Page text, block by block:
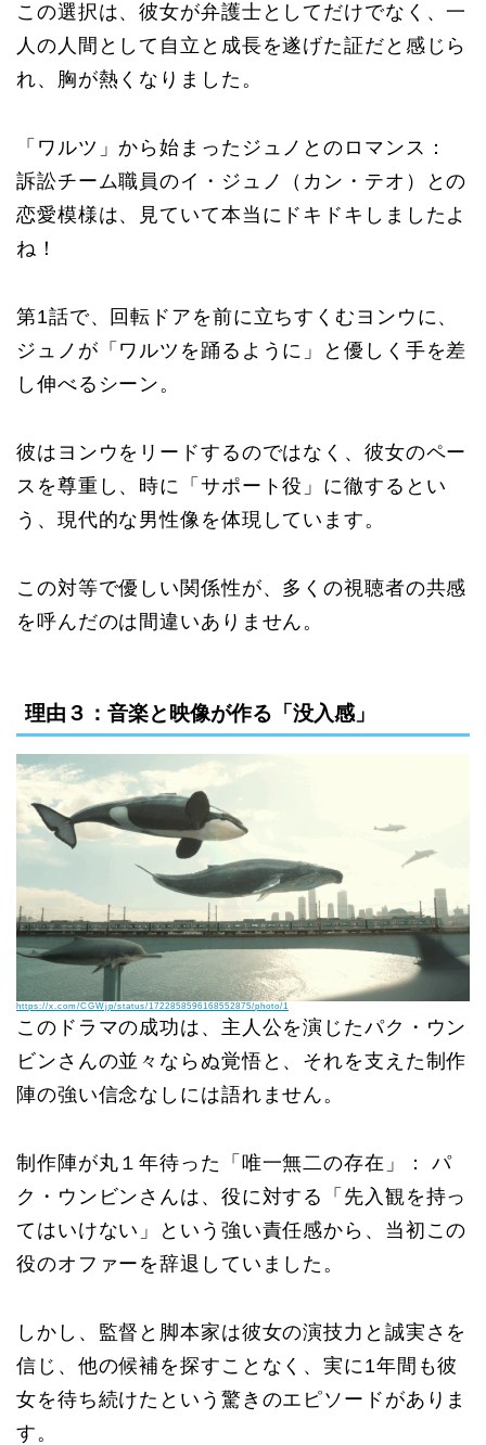
この選択は、彼女が弁護士としてだけでなく、一
人の人間として自立と成長を遂げた証だと感じら
れ、胸が熱くなりました。
「ワルツ」から始まったジュノとのロマンス：
訴訟チーム職員のイ・ジュノ（カン・テオ）との
恋愛模様は、見ていて本当にドキドキしましたよ
ね！
第1話で、回転ドアを前に立ちすくむヨンウに、
ジュノが「ワルツを踊るように」と優しく手を差
し伸べるシーン。
彼はヨンウをリードするのではなく、彼女のペー
スを尊重し、時に「サポート役」に徹するとい
う、現代的な男性像を体現しています。
この対等で優しい関係性が、多くの視聴者の共感
を呼んだのは間違いありません。
理由３：音楽と映像が作る「没入感」
https://x.com/CGWjp/status/1722858596168552875/photo/1
このドラマの成功は、主人公を演じたパク・ウン
ビンさんの並々ならぬ覚悟と、それを支えた制作
陣の強い信念なしには語れません。
制作陣が丸１年待った「唯一無二の存在」： パ
ク・ウンビンさんは、役に対する「先入観を持っ
てはいけない」という強い責任感から、当初この
役のオファーを辞退していました。
しかし、監督と脚本家は彼女の演技力と誠実さを
信じ、他の候補を探すことなく、実に1年間も彼
女を待ち続けたという驚きのエピソードがありま
す。